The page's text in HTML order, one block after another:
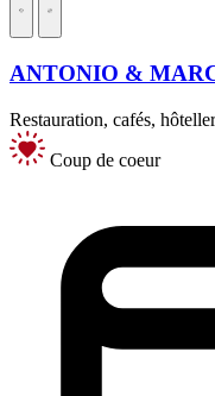
ANTONIO &
Restauration, cafés,
Coup de coeur